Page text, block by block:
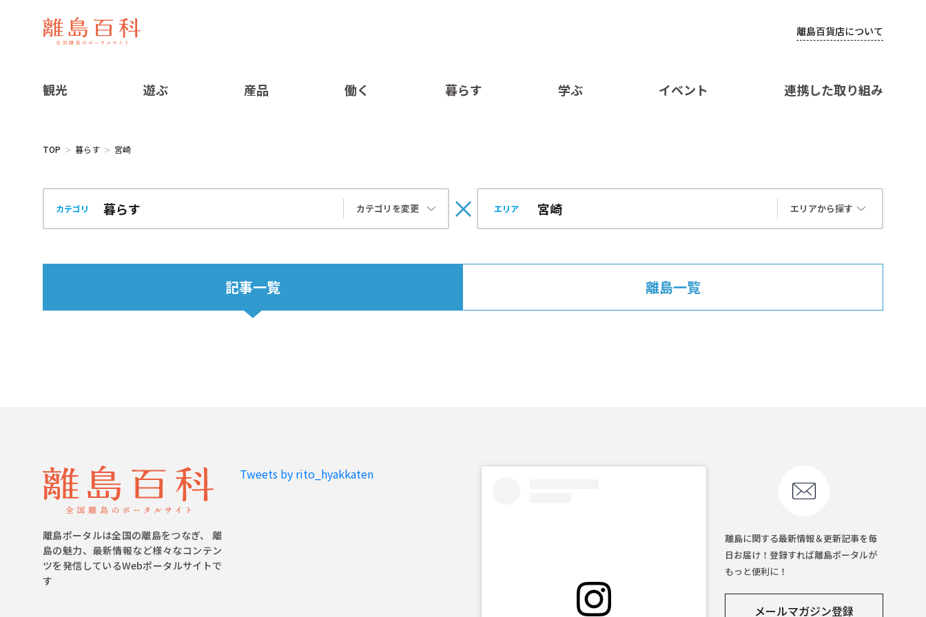
離島百貨店について
観光 遊ぶ 産品 働く 暮らす 学ぶ イベント 連携した取り組み
TOP 暮らす 宮崎
カテゴリ カテゴリを変更 エリア エリアから探す
記事一覧 離島一覧
離島ポータルは全国の離島をつなぎ、 離
島の魅力、最新情報など様々なコンテン
ツを発信しているWebポータルサイトで
す
Tweets by rito_hyakkaten
離島に関する最新情報＆更新記事を毎
日お届け！登録すれば離島ポータルが
もっと便利に！
メールマガジン登録